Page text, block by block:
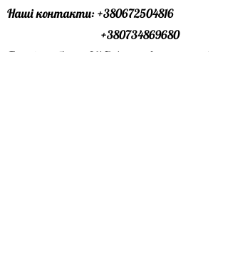
Наші контакти:+380672504816
+380734869680
Графік роботи :24\7 (ми завжди онлайн